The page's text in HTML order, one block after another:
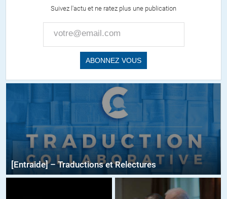
Suivez l'actu et ne ratez plus une publication
[Entraide] – Traductions et Relectures